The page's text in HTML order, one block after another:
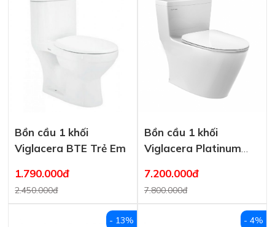
Bồn cầu 1 khối
Viglacera BTE Trẻ Em
1.790.000đ
2.450.000đ
Bồn cầu 1 khối
Viglacera Platinum
7.200.000đ
7.800.000đ
- 13% - 4%